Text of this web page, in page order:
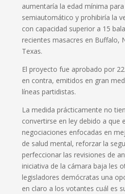
aumentaría la edad mínima
semiautomático y prohibiría la
con capacidad superior a 15
recientes masacres en Buffalo,
Texas.
El proyecto fue aprobado por
en contra, emitidos en gran
líneas partidistas.
La medida prácticamente no
convertirse en ley debido a que
negociaciones enfocadas en
de salud mental, reforzar la
perfeccionar las revisiones de
iniciativa de la cámara baja les
legisladores demócratas una
en claro a los votantes cuál es